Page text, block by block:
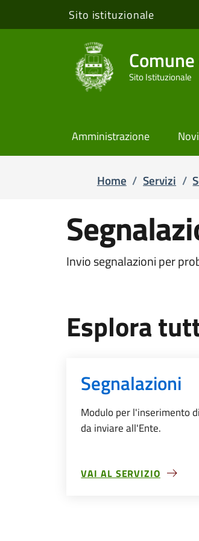
Salta e vai al contenuto
Salta e vai al footer
Sito istituzionale
Sito Istituzionale
Amministrazione
Home / Servizi /
Invio segnalazioni per
Esplora
Segnalazioni
Modulo per l'inserimento
da inviare all'Ente.
VAI AL SERVIZIO
SU SEGNALAZIONI